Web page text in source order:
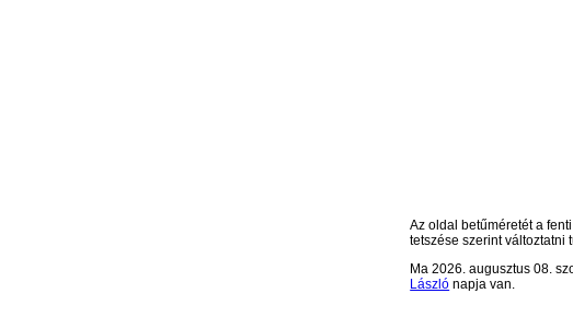
Az oldal betűméretét a
tetszése szerint változtatni
Ma 2026. augusztus 08.
László napja van.